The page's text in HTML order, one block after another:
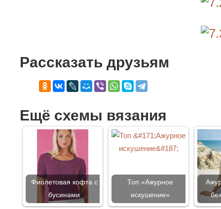
Рассказать друзьям
Ещё схемы вязания
Фиолетовая кофта с
бусинами
Топ «Ажурное
искушение»